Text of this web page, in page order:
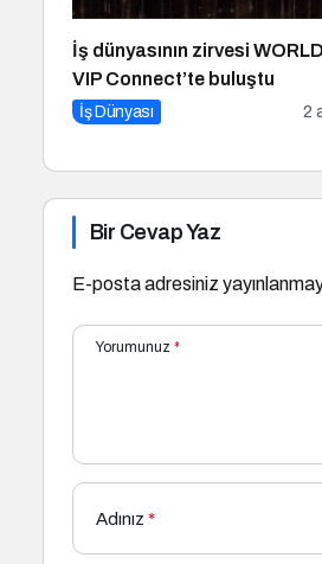
İş dünyasının zirvesi
VIP Connect’te buluştu
İş Dünyası 2
Bir Cevap Yaz
E-posta adresiniz
Yorumunuz *
Adınız *